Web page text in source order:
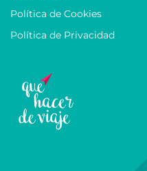
Política de Cookies
Política de Privacidad